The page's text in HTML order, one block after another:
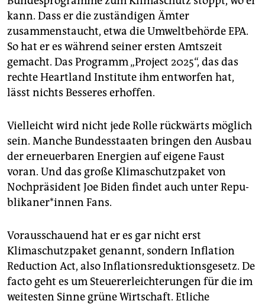
kann. Dass er die zuständigen Ämter
zusammenstaucht, etwa die Umweltbehörde EPA.
So hat er es während seiner ersten Amtszeit
gemacht. Das Programm „Project 2025“, das das
rechte Heartland Institute ihm entworfen hat,
lässt nichts Besseres erhoffen.
Vielleicht wird nicht jede Rolle rückwärts möglich
sein. Manche Bundesstaaten bringen den Ausbau
der erneuerbaren Energien auf eigene Faust
voran. Und das große Klimaschutzpaket von
Nochpräsident Joe Biden findet auch unter Re­pu­
bli­ka­ne­r*in­nen Fans.
Vorausschauend hat er es gar nicht erst
Klimaschutzpaket genannt, sondern Inflation
Reduction Act, also Inflationsreduktionsgesetz. De
facto geht es um Steuererleichterungen für die im
weitesten Sinne grüne Wirtschaft. Etliche